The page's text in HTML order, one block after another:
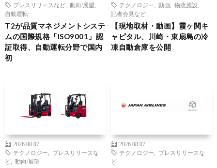
プレスリリースなど
動向/展望
自動運転
T2が品質マネジメントシステ
ムの国際規格「ISO9001」認
証取得、自動運転分野で国内
初
テクノロジー
動画 物流施設
記者会見など
【現地取材・動画】霞ヶ関キ
ャピタル、川崎・東扇島の冷
凍自動倉庫を公開
2026.08.07
テクノロジー
プレスリリースな
ど
動向/展望
2026.08.07
テクノロジー
プレスリリースな
ど